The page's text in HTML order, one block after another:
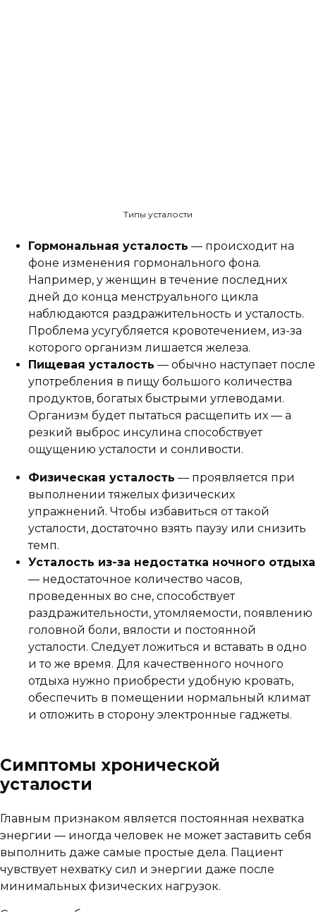
Типы усталости
Гормональная усталость — происходит на
фоне изменения гормонального фона.
Например, у женщин в течение последних
дней до конца менструального цикла
наблюдаются раздражительность и усталость.
Проблема усугубляется кровотечением, из-за
которого организм лишается железа.
Пищевая усталость — обычно наступает после
употребления в пищу большого количества
продуктов, богатых быстрыми углеводами.
Организм будет пытаться расщепить их — а
резкий выброс инсулина способствует
ощущению усталости и сонливости.
Физическая усталость — проявляется при
выполнении тяжелых физических
упражнений. Чтобы избавиться от такой
усталости, достаточно взять паузу или снизить
темп.
Усталость из-за недостатка ночного отдыха
— недостаточное количество часов,
проведенных во сне, способствует
раздражительности, утомляемости, появлению
головной боли, вялости и постоянной
усталости. Следует ложиться и вставать в одно
и то же время. Для качественного ночного
отдыха нужно приобрести удобную кровать,
обеспечить в помещении нормальный климат
и отложить в сторону электронные гаджеты.
Симптомы хронической
усталости
Главным признаком является постоянная нехватка
энергии — иногда человек не может заставить себя
выполнить даже самые простые дела. Пациент
чувствует нехватку сил и энергии даже после
минимальных физических нагрузок.